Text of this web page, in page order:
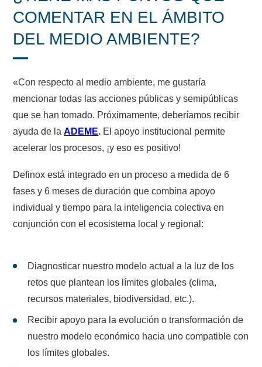
COMENTAR EN EL ÁMBITO
DEL MEDIO AMBIENTE?
«Con respecto al medio ambiente, me gustaría
mencionar todas las acciones públicas y semipúblicas
que se han tomado. Próximamente, deberíamos recibir
ayuda de laADEME. El apoyo institucional permite
acelerar los procesos, ¡y eso es positivo!
Definox está integrado en un proceso a medida de 6
fases y 6 meses de duración que combina apoyo
individual y tiempo para la inteligencia colectiva en
conjunción con el ecosistema local y regional:
Diagnosticar nuestro modelo actual a la luz de los
retos que plantean los límites globales (clima,
recursos materiales, biodiversidad, etc.).
Recibir apoyo para la evolución o transformación de
nuestro modelo económico hacia uno compatible con
los límites globales.